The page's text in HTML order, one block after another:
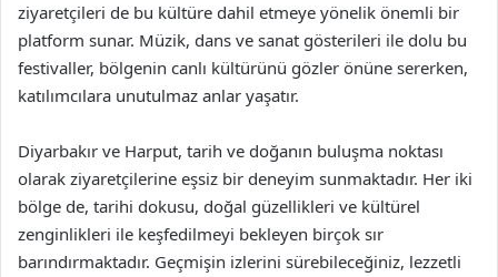
ziyaretçileri de bu kültüre dahil etmeye yönelik önemli bir
platform sunar. Müzik, dans ve sanat gösterileri ile dolu bu
festivaller, bölgenin canlı kültürünü gözler önüne sererken,
katılımcılara unutulmaz anlar yaşatır.
Diyarbakır ve Harput, tarih ve doğanın buluşma noktası
olarak ziyaretçilerine eşsiz bir deneyim sunmaktadır. Her iki
bölge de, tarihi dokusu, doğal güzellikleri ve kültürel
zenginlikleri ile keşfedilmeyi bekleyen birçok sır
barındırmaktadır. Geçmişin izlerini sürebileceğiniz, lezzetli